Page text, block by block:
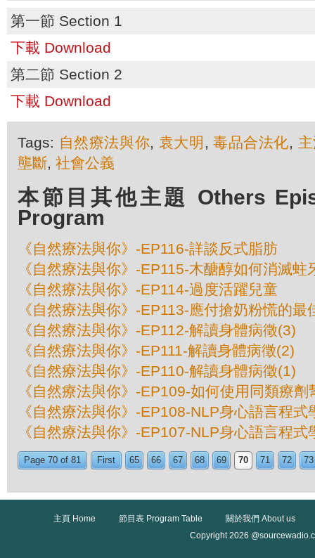
第一節 Section 1
下載 Download
第二節 Section 2
下載 Download
Tags: 自然療法與你, 袁大明 ,毒品合法化,
壟斷, 社會公義
本節目其他主題 Others
Program
《自然療法與你》-EP116-詳談反式脂肪
《自然療法與你》-EP115-木醣醇如何消滅蛀
《自然療法與你》-EP114-過度活躍兒童
《自然療法與你》-EP113-應付搶奶粉慌的最
《自然療法與你》-EP112-解讀身體病徵(3)
《自然療法與你》-EP111-解讀身體病徵(2)
《自然療法與你》-EP110-解讀身體病徵(1)
《自然療法與你》-EP109-如何使用同類療
《自然療法與你》-EP108-NLP身心語言程式
《自然療法與你》-EP107-NLP身心語言程式
Page 70 of 81 First 65 66 67 68 69 70 71 72 73
主頁 Home 節目表 Program Table
關於我們 About us
Copyright 2026